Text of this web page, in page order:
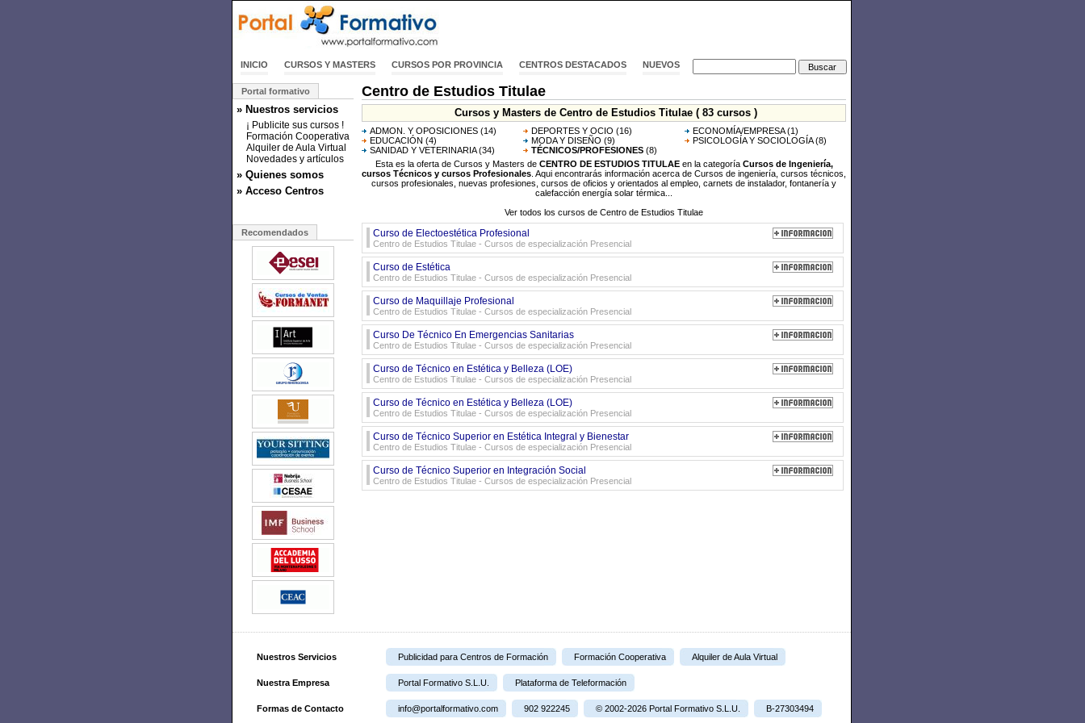
INICIO CURSOS Y MASTERS CURSOS POR PROVINCIA CENTROS DESTACADOS NUEVOS
Portal formativo
» Nuestros servicios
¡ Publicite sus cursos !
Formación Cooperativa
Alquiler de Aula Virtual
Novedades y artículos
» Quienes somos
» Acceso Centros
Recomendados
Centro de Estudios Titulae
Cursos y Masters de Centro de Estudios Titulae ( 83 cursos )
ADMON. Y OPOSICIONES (14) DEPORTES Y OCIO (16) ECONOMÍA/EMPRESA(1)
EDUCACIÓN (4) MODA Y DISEÑO (9) PSICOLOGÍA Y SOCIOLOGÍA(8)
SANIDAD Y VETERINARIA(34) TÉCNICOS/PROFESIONES (8)
Esta es la oferta de Cursos y Masters de CENTRO DE ESTUDIOS TITULAEen la categoría Cursos de Ingeniería,
cursos Técnicos y cursos Profesionales . Aqui encontrarás información acerca de Cursos de ingeniería, cursos técnicos,
cursos profesionales, nuevas profesiones, cursos de oficios y orientados al empleo, carnets de instalador, fontanería y
calefacción energía solar térmica...
Ver todos los cursos de Centro de Estudios Titulae
Curso de Electoestética Profesional
Centro de Estudios Titulae - Cursos de especialización Presencial
Curso de Estética
Centro de Estudios Titulae - Cursos de especialización Presencial
Curso de Maquillaje Profesional
Centro de Estudios Titulae - Cursos de especialización Presencial
Curso De Técnico En Emergencias Sanitarias
Centro de Estudios Titulae - Cursos de especialización Presencial
Curso de Técnico en Estética y Belleza (LOE)
Centro de Estudios Titulae - Cursos de especialización Presencial
Curso de Técnico en Estética y Belleza (LOE)
Centro de Estudios Titulae - Cursos de especialización Presencial
Curso de Técnico Superior en Estética Integral y Bienestar
Centro de Estudios Titulae - Cursos de especialización Presencial
Curso de Técnico Superior en Integración Social
Centro de Estudios Titulae - Cursos de especialización Presencial
Nuestros Servicios Publicidad para Centros de Formación Formación Cooperativa Alquiler de Aula Virtual
Nuestra Empresa Portal Formativo S.L.U. Plataforma de Teleformación
Formas de Contacto info@portalformativo.com 902 922245 © 2002-2026 Portal Formativo S.L.U. B-27303494